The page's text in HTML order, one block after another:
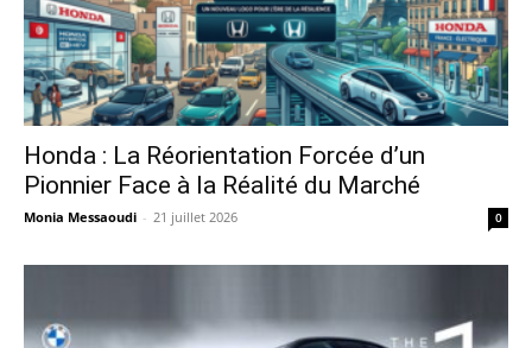
Honda : La Réorientation Forcée d’un
Pionnier Face à la Réalité du Marché
Monia Messaoudi - 21 juillet 2026 0